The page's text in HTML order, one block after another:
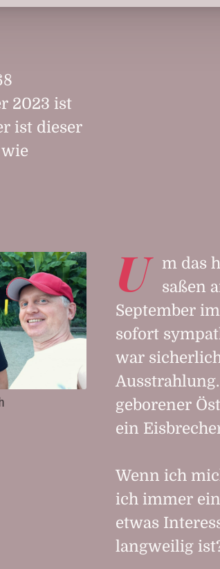
2023 ist
ist dieser
U
m das
saßen
September
sofort
war
geborener
ein
Wenn ich
ich immer
etwas
langweilig